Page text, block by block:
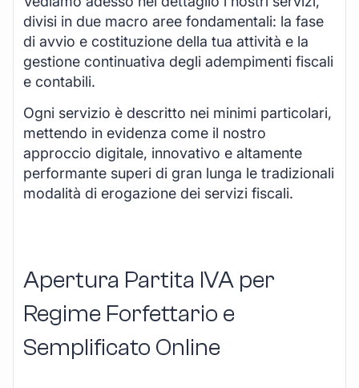
divisi in due macro aree fondamentali: la fase
di avvio e costituzione della tua attività e la
gestione continuativa degli adempimenti fiscali
e contabili.
Ogni servizio è descritto nei minimi particolari,
mettendo in evidenza come il nostro
approccio digitale, innovativo e altamente
performante superi di gran lunga le tradizionali
modalità di erogazione dei servizi fiscali.
Apertura Partita IVA per
Regime Forfettario e
Semplificato Online